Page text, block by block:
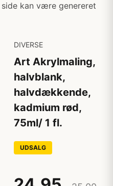
kan være genereret
DIVERSE
Art Akrylmaling,
halvblank,
halvdækkende,
kadmium rød,
75ml/ 1 fl.
UDSALG